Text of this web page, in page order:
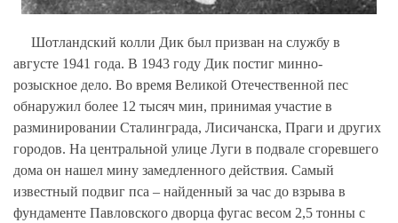
Шотландский колли Дик был призван на службу в
августе 1941 года. В 1943 году Дик постиг минно-
розыскное дело. Во время Великой Отечественной пес
обнаружил более 12 тысяч мин, принимая участие в
разминировании Сталинграда, Лисичанска, Праги и других
городов. На центральной улице Луги в подвале сгоревшего
дома он нашел мину замедленного действия. Самый
известный подвиг пса – найденный за час до взрыва в
фундаменте Павловского дворца фугас весом 2,5 тонны с